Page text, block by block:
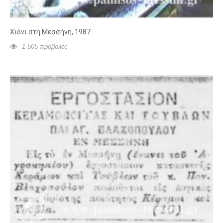
Χιόνι στη Μεσσήνη, 1987
1 505 προβολές